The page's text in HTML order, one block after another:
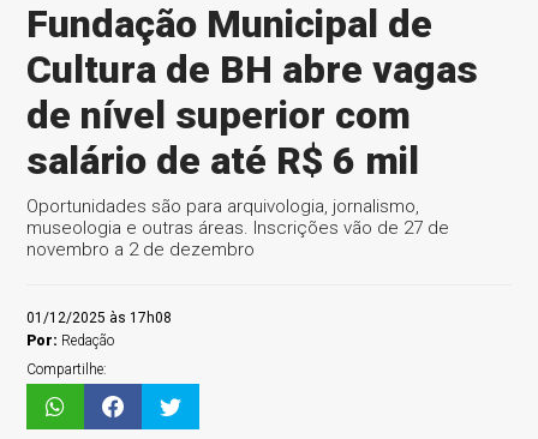
Fundação Municipal de
Cultura de BH abre vagas
de nível superior com
salário de até R$ 6 mil
Oportunidades são para arquivologia, jornalismo,
museologia e outras áreas. Inscrições vão de 27 de
novembro a 2 de dezembro
01/12/2025 às 17h08
Por: Redação
Compartilhe: